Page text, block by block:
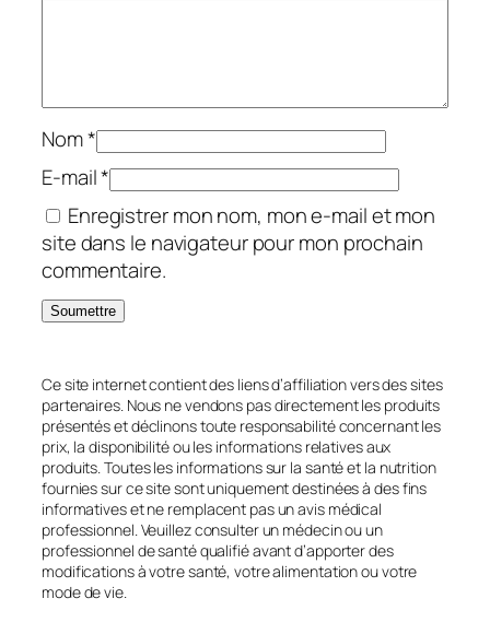
Nom*
E-mail*
Enregistrer mon nom, mon e-mail et mon
site dans le navigateur pour mon prochain
commentaire.
Ce site internet contient des liens d’affiliation vers des sites
partenaires. Nous ne vendons pas directement les produits
présentés et déclinons toute responsabilité concernant les
prix, la disponibilité ou les informations relatives aux
produits. Toutes les informations sur la santé et la nutrition
fournies sur ce site sont uniquement destinées à des fins
informatives et ne remplacent pas un avis médical
professionnel. Veuillez consulter un médecin ou un
professionnel de santé qualifié avant d’apporter des
modifications à votre santé, votre alimentation ou votre
mode de vie.